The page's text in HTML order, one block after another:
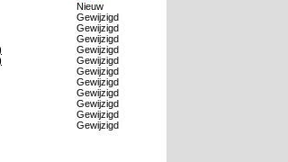
Nieuw
Gewijzigd
Gewijzigd
Gewijzigd
Gewijzigd
Gewijzigd
Gewijzigd
Gewijzigd
Gewijzigd
Gewijzigd
Gewijzigd
Gewijzigd